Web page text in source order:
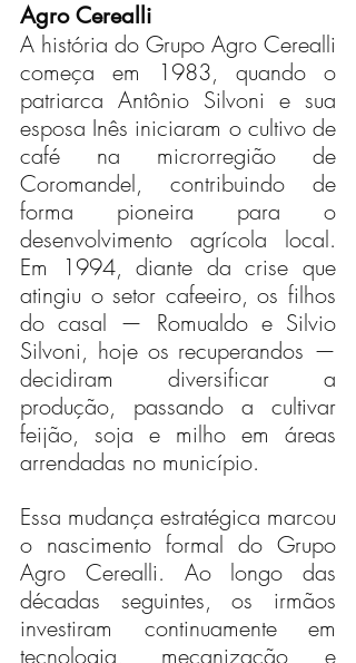
Agro Cerealli
A história do Grupo Agro Cerealli
começa em 1983, quando o
patriarca Antônio Silvoni e sua
esposa Inês iniciaram o cultivo de
café na microrregião de
Coromandel, contribuindo de
forma pioneira para o
desenvolvimento agrícola local.
Em 1994, diante da crise que
atingiu o setor cafeeiro, os filhos
do casal — Romualdo e Silvio
Silvoni, hoje os recuperandos —
decidiram diversificar a
produção, passando a cultivar
feijão, soja e milho em áreas
arrendadas no município.
Essa mudança estratégica marcou
o nascimento formal do Grupo
Agro Cerealli. Ao longo das
décadas seguintes, os irmãos
investiram continuamente em
tecnologia, mecanização e